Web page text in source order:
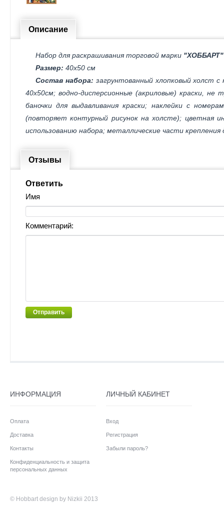
Описание
Набор для раскрашивания торговой марки "ХОББАРТ"
Размер: 40х50 см
Состав набора: загрунтованный хлопковый холст
40х50см; водно-дисперсионные (акриловые) краски,
баночки для выдавливания краски; наклейки с
(повторяет контурный рисунок на холсте); цветная
использованию набора; металлические части
Отзывы
Ответить
Имя
Комментарий:
Отправить
ИНФОРМАЦИЯ
Оплата
Доставка
Контакты
Конфиденциальность и защита
персональных данных
ЛИЧНЫЙ КАБИНЕТ
Вход
Регистрация
Забыли пароль?
© Hobbart design by Nizkii 2013